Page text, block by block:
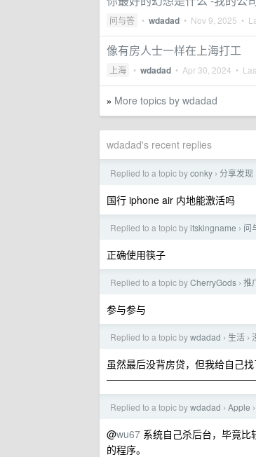
问与答 • wdadad • Nov 9, 2025 •
像有房人士一样在上海打工
上海 • wdadad • Apr 30, 2024 •
» More topics by wdadad
wdadad's recent replies
Replied to a topic byconky › 分享发现
国行 iphone air 内地能激活吗
Replied to a topic byitskingname › 问
正确使用筷子
Replied to a topic byCherryGods › 推
参与参与
Replied to a topic bywdadad › 生活 ›
虽然最后没背房贷，但我给自己
Replied to a topic bywdadad › Apple ›
@wu67 系统自己杀后台，毕竟
的程序。